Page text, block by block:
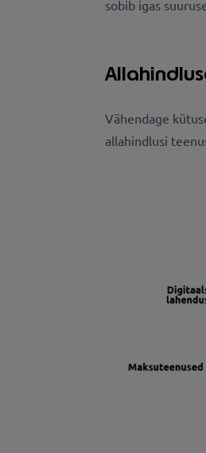
sobib igas
Vähendage
allahindlusi